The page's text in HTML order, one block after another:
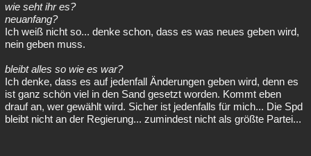
wie seht ihr es?
neuanfang?
Ich weiß nicht so... denke schon, dass es was neues geben wird,
nein geben muss.
bleibt alles so wie es war?
Ich denke, dass es auf jedenfall Änderungen geben wird, denn es
ist ganz schön viel in den Sand gesetzt worden. Kommt eben
drauf an, wer gewählt wird. Sicher ist jedenfalls für mich... Die Spd
bleibt nicht an der Regierung... zumindest nicht als größte Partei...